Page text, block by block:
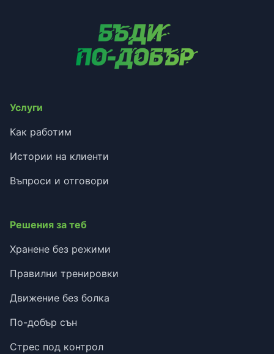
Услуги
Как работим
Истории на клиенти
Въпроси и отговори
Решения за теб
Хранене без режими
Правилни тренировки
Движение без болка
По-добър сън
Стрес под контрол